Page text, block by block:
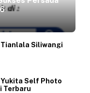
Siliwangi
Self Photo
Terbaru